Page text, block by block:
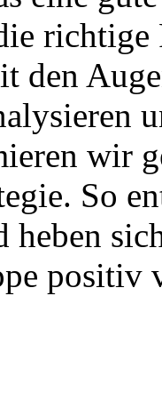
richtige
den
wir
So
heben